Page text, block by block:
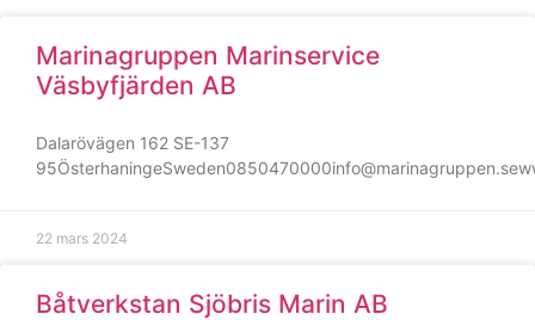
Marinagruppen Marinservice
Väsbyfjärden AB
Dalarövägen 162 SE-137
22 mars 2024
Båtverkstan Sjöbris Marin AB